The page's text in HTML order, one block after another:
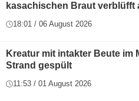
kasachischen Braut verblüfft
18:01 / 06 August 2026
Kreatur mit intakter Beute im
Strand gespült
11:53 / 01 August 2026